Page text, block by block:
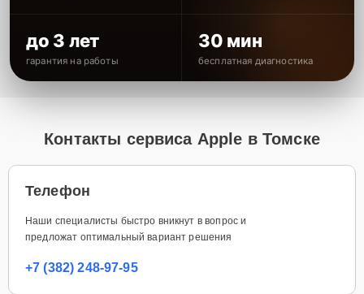
до 3 лет
гарантия на работы
30 мин
бесплатная диагностика
Контакты сервиса Apple в Томске
Телефон
Наши специалисты быстро вникнут в вопрос и
предложат оптимальный вариант решения
+7 (382) 248-97-95